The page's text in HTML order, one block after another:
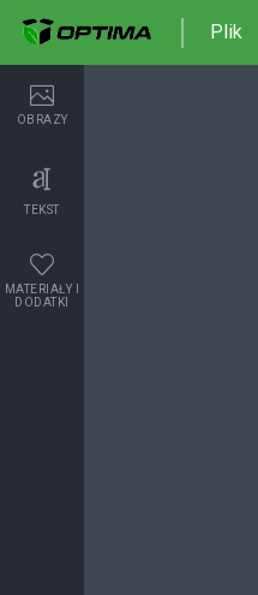
Plik
OBRAZY
TEKST
MATERIAŁY I
DODATKI